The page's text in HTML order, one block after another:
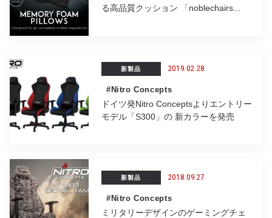
る高品質クッション 「noblechairs...
新製品 2019.02.28
#Nitro Concepts
ドイツ発Nitro Conceptsよりエントリー
モデル「S300」の 新カラーを発売
新製品 2018.09.27
#Nitro Concepts
ミリタリーデザインのゲーミングチェ